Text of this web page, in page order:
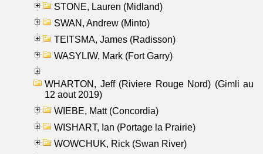
STONE, Lauren (Midland)
SWAN, Andrew (Minto)
TEITSMA, James (Radisson)
WASYLIW, Mark (Fort Garry)
WHARTON, Jeff (Riviere Rouge Nord) (Gimli au
12 aout 2019)
WIEBE, Matt (Concordia)
WISHART, Ian (Portage la Prairie)
WOWCHUK, Rick (Swan River)